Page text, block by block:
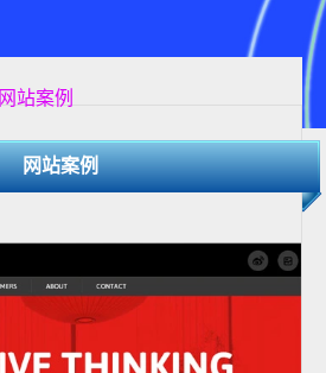
网站案例
网站案例